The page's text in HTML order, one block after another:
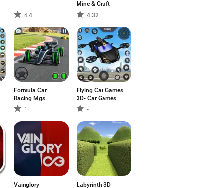
4.4
Mine & Craft
4.32
Formula Car
Racing Mgs
1
Flying Car Games
3D- Car Games
-
Vainglory Labyrinth 3D